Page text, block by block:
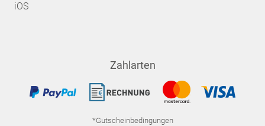
iOS
Zahlarten
*Gutscheinbedingungen